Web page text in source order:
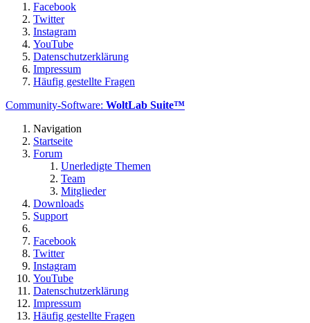
Facebook
Twitter
Instagram
YouTube
Datenschutzerklärung
Impressum
Häufig gestellte Fragen
Community-Software: WoltLab Suite™
Navigation
Startseite
Forum
Unerledigte Themen
Team
Mitglieder
Downloads
Support
Facebook
Twitter
Instagram
YouTube
Datenschutzerklärung
Impressum
Häufig gestellte Fragen